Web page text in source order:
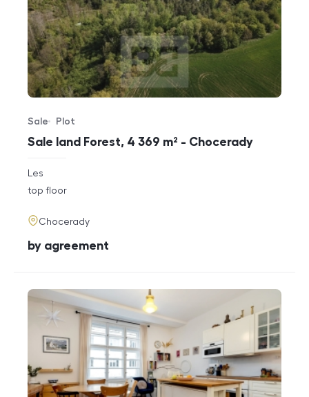
Sale land Forest, 4 369 m² - Chocerady
Offer type
Sale
Property type
Plot
rozměry
disposition
Les
funkce
top floor
adresa
Chocerady
cena
by agreement